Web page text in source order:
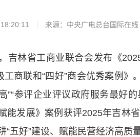
来源：中央广电总台国际在线
林省工商业联合会发布《
工商联和“四好”商会优秀案例
”“参评企业评议政府服务最好
能发展》案例获评2025年吉林
“五好”建设、赋能民营经济高质